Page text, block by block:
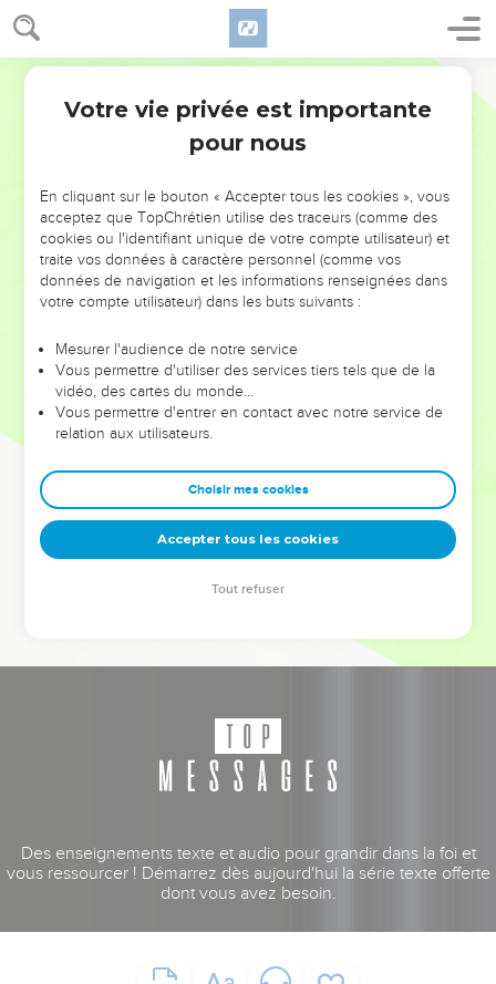
NE MANQUEZ PAS L’ÉVÉNEMENT
DE L’ANNÉE !
ET SI LEURS ERREURS POUVAIENT VOUS ÉVITER LES
VOTRES ?
leur foi ou leur vision. Mais on voit moins les doutes, les erreurs
et les saisons difficiles qu'ils ont traversés, alors même que ce
sont elles qui les ont façonnés.
Dans cette conférence, leaders, entrepreneurs, et responsables
clés pour avancer avec plus de sagesse afin que leurs erreurs
deviennent vos tremplins. Que vous guidiez un ministère, une
équipe, un groupe ou une famille, leur expérience est faite
pour vous.
Des enseignements texte et audio pour grandir dans la foi et
vous ressourcer ! Démarrez dès aujourd'hui la série texte offerte
dont vous avez besoin.
Votre vie privée est importante
pour nous
En cliquant sur le bouton « Accepter tous les cookies », vous
acceptez que TopChrétien utilise des traceurs (comme des
cookies ou l'identifiant unique de votre compte utilisateur) et
traite vos données à caractère personnel (comme vos
données de navigation et les informations renseignées dans
votre compte utilisateur) dans les buts suivants :
Mesurer l'audience de notre service
Vous permettre d'utiliser des services tiers tels que de la
vidéo, des cartes du monde…
Vous permettre d'entrer en contact avec notre service de
relation aux utilisateurs.
Choisir mes cookies
Accepter tous les cookies
Tout refuser